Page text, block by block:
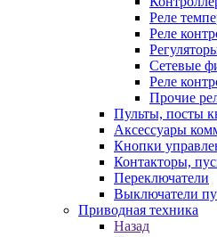
Реле
Реле
Сетевые
Реле
Прочие
Пульты, посты
Аксессуары
Кнопки
Контакторы,
Переключатели
Выключатели
Приводная техника
Назад